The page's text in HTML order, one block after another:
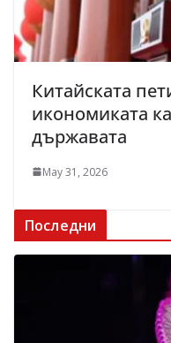
Китайската
икономиката
държавата
May 31, 2026
Последни